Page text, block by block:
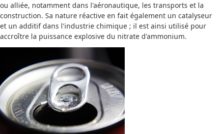
ou alliée, notamment dans l'aéronautique, les transports et la
construction. Sa nature réactive en fait également un catalyseur
et un additif dans l'industrie chimique ; il est ainsi utilisé pour
accroître la puissance explosive du nitrate d'ammonium.